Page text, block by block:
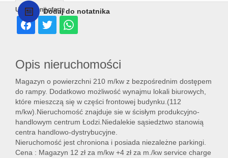
Dodaj do notatnika
Udostępnij ofertę
Opis nieruchomości
Magazyn o powierzchni 210 m/kw z bezpośrednim dostępem
do rampy. Dodatkowo możliwość wynajmu lokali biurowych,
które mieszczą się w części frontowej budynku.(112
m/kw).Nieruchomość znajduje sie w ścisłym produkcyjno-
handlowym centrum Łodzi.Niedalekie sąsiedztwo stanowią
centra handlowo-dystrybucyjne.
Nieruchomość jest chroniona i posiada niezależne parkingi.
Cena : Magazyn 12 zł za m/kw +4 zł za m./kw service charge